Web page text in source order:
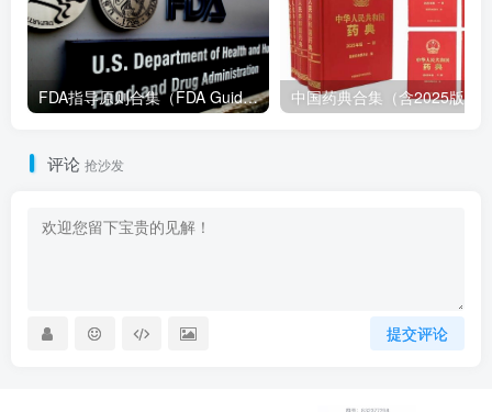
FDA指导原则合集（FDA Guidance Documents）-持续更新
评论 抢沙发
提交评论